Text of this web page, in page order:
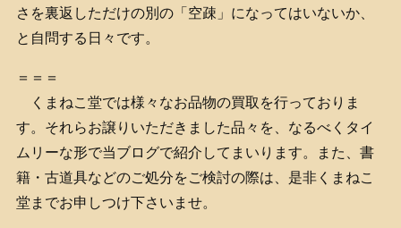
さを裏返しただけの別の「空疎」になってはいないか、
と自問する日々です。
＝＝＝
くまねこ堂では様々なお品物の買取を行っておりま
す。それらお譲りいただきました品々を、なるべくタイ
ムリーな形で当ブログで紹介してまいります。また、書
籍・古道具などのご処分をご検討の際は、是非くまねこ
堂までお申しつけ下さいませ。